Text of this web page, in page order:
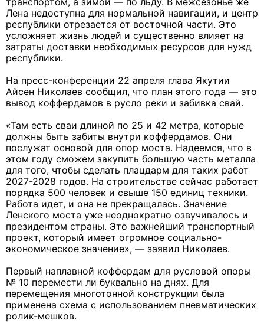
Лена недоступна для нормальной навигации, и центр
республики отрезается от восточной части. Это
усложняет жизнь людей и существенно влияет на
затраты доставки необходимых ресурсов для нужд
республики.
На пресс-конференции 22 апреля глава Якутии
Айсен Николаев сообщил, что план этого года — это
вывод коффердамов в русло реки и забивка свай.
«Там есть сваи длиной по 25 и 42 метра, которые
должны быть забиты внутри коффердамов. Они
послужат основой для опор моста. Надеемся, что в
этом году сможем закупить большую часть металла
для того, чтобы сделать плацдарм для таких работ
2027-2028 годов. На строительстве сейчас работает
порядка 500 человек и свыше 150 единиц техники.
Работа идет, и она не прекращалась. Значение
Ленского моста уже неоднократно озвучивалось и
президентом страны. Это важнейший транспортный
проект, который имеет огромное социально-
экономическое значение», — заявил Николаев.
Первый наплавной коффердам для русловой опоры
№ 10 перемести ли буквально на днях. Для
перемещения многотонной конструкции была
применена схема с использованием пневматических
ролик-мешков.